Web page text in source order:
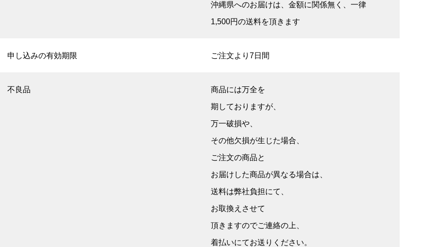
沖縄県へのお届けは、金額に関係無く、一律
1,500円の送料を頂きます
申し込みの有効期限 ご注文より7日間
不良品 商品には万全を
期しておりますが、
万一破損や、
その他欠損が生じた場合、
ご注文の商品と
お届けした商品が異なる場合は、
送料は弊社負担にて、
お取換えさせて
頂きますのでご連絡の上、
着払いにてお送りください。